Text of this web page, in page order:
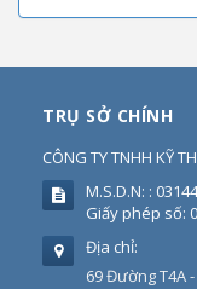
TRỤ SỞ CHÍNH
CÔNG TY TNHH KỸ
M.S.D.N: :
Giấy phép số:
Địa chỉ:
69 Đường T4A